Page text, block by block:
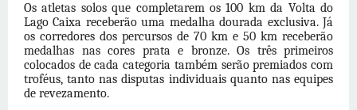
Os atletas solos que completarem os100 km da Volta do
Lago Caixa receberão uma medalha dourada exclusiva. Já
os corredores dos percursos de 70 km e 50 km receberão
medalhas nas cores prata e bronze. Os três primeiros
colocados de cada categoria também serão premiados com
troféus, tanto nas disputas individuais quanto nas equipes
de revezamento.